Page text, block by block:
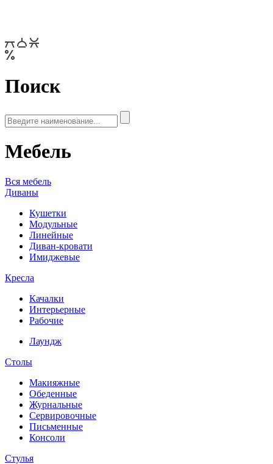
Поиск
Мебель
Вся мебель
Диваны
Кушетки
Модульные
Линейные
Диван-кровати
Имиджевые
Кресла
Качалки
Интерьерные
Рабочие
Лаундж
Столы
Макияжные
Обеденные
Журнальные
Сервировочные
Письменные
Консоли
Стулья